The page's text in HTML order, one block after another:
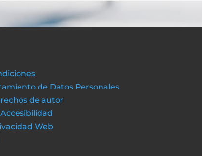
de Datos Personales
de autor
Web